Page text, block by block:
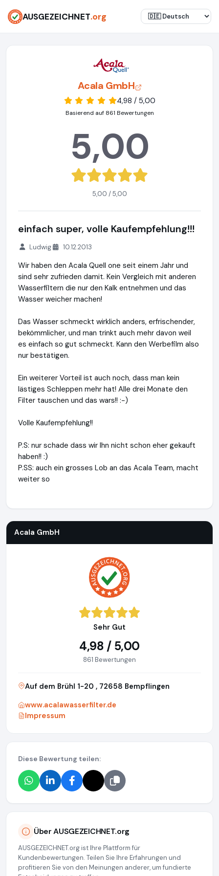
AUSGEZEICHNET.org
Acala GmbH
4,98 / 5,00
Basierend auf 861 Bewertungen
5,00
5,00 / 5,00
einfach super, volle Kaufempfehlung!!!
Ludwig 10.12.2013
Wir haben den Acala Quell one seit einem Jahr und
sind sehr zufrieden damit. Kein Vergleich mit anderen
Wasserfiltern die nur den Kalk entnehmen und das
Wasser weicher machen!
Das Wasser schmeckt wirklich anders, erfrischender,
bekömmlicher, und man trinkt auch mehr davon weil
es einfach so gut schmeckt. Kann den Werbefilm also
nur bestätigen.
Ein weiterer Vorteil ist auch noch, dass man kein
lästiges Schleppen mehr hat! Alle drei Monate den
Filter tauschen und das wars!! :-)
Volle Kaufempfehlung!!
P.S: nur schade dass wir Ihn nicht schon eher gekauft
haben!! :)
P.SS: auch ein grosses Lob an das Acala Team, macht
weiter so
Acala GmbH
Sehr Gut
4,98 / 5,00
861 Bewertungen
Auf dem Brühl 1-20 , 72658 Bempflingen
www.acalawasserfilter.de
Impressum
Diese Bewertung teilen:
Über AUSGEZEICHNET.org
AUSGEZEICHNET.org ist Ihre Plattform für
Kundenbewertungen. Teilen Sie Ihre Erfahrungen und
profitieren Sie von den Meinungen anderer, um fundierte